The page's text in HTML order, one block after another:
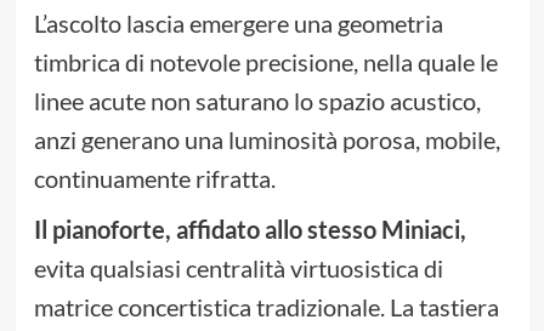
L’ascolto lascia emergere una geometria
timbrica di notevole precisione, nella quale le
linee acute non saturano lo spazio acustico,
anzi generano una luminosità porosa, mobile,
continuamente rifratta.
Il pianoforte, affidato allo stesso Miniaci,
evita qualsiasi centralità virtuosistica di
matrice concertistica tradizionale. La tastiera